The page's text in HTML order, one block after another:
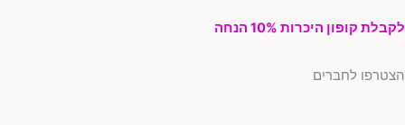
קופון היכרות 10% הנחה
לחברים